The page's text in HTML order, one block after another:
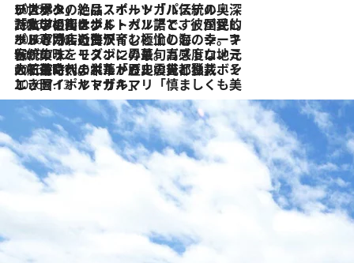
2026.8.8
リスボンの絶品スイーツ「パステル・デ・ナタ」とは？ポルトガル伝統の奥深い世界へ
2026.7.27
「私の祖国はポルトガル語です」国民的詩人フェルナンド・ペソアと、彼が愛した文学の街を歩く
2026.7.26
ポルトガル近海が育む極上の海の幸。キリリと冷えた白ワインと愉しむ、シーフード専門店の贅沢
2026.7.22
伝統の味をモダンに昇華。高感度な地元客が集う、リスボンの最旬ガストロノミー
2026.7.21
大航海時代の栄華から、震災、独裁、そして革命へ。ポルトガル・首都リスボンの石畳に刻まれた「歴史の光と影」
2026.7.13
エッセイ・ヤマザキマリ「慎ましくも美しき国 ポルトガル」